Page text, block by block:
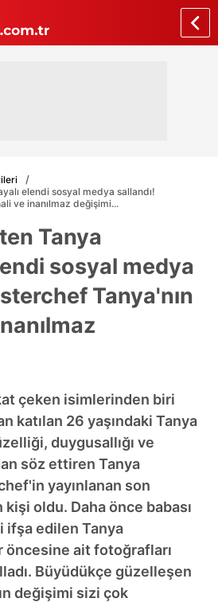
elendi sosyal medya sallandı!
ve inanılmaz değişimi...
Tanya
sosyal medya
Tanya'nın
çeken isimlerinden biri
katılan 26 yaşındaki Tanya
duygusallığı ve
söz ettiren Tanya
yayınlanan son
oldu. Daha önce babası
ifşa edilen Tanya
öncesine ait fotoğrafları
Büyüdükçe güzelleşen
değişimi sizi çok